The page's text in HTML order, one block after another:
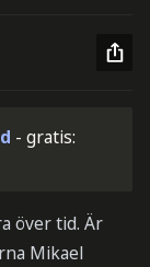
- gratis:
över tid. Är
Mikael